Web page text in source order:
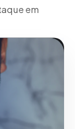
em
técnica de
de Janeiro.